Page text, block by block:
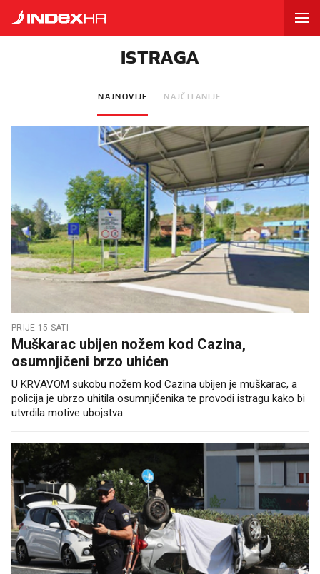
ISTRAGA
NAJNOVIJE NAJČITANIJE
PRIJE 15 SATI
Muškarac ubijen nožem kod Cazina,
osumnjičeni brzo uhićen
U KRVAVOM sukobu nožem kod Cazina ubijen je muškarac, a
policija je ubrzo uhitila osumnjičenika te provodi istragu kako bi
utvrdila motive ubojstva.